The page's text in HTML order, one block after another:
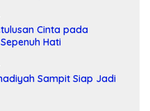
Cinta pada
Hati
Sampit Siap Jadi